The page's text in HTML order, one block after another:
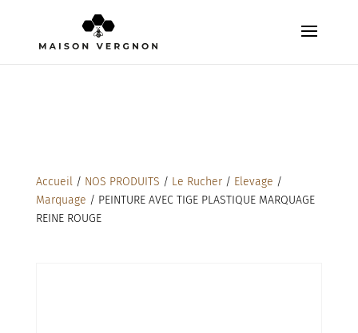
Accueil/ NOS PRODUITS / Le Rucher/ Elevage /
Marquage / PEINTURE AVEC TIGE PLASTIQUE MARQUAGE
REINE ROUGE